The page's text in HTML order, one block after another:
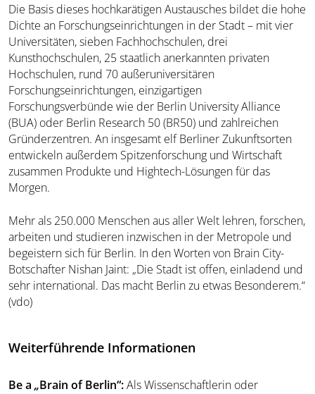
Die Basis dieses hochkarätigen Austausches bildet die hohe
Dichte an Forschungseinrichtungen in der Stadt – mit vier
Universitäten, sieben Fachhochschulen, drei
Kunsthochschulen, 25 staatlich anerkannten privaten
Hochschulen, rund 70 außeruniversitären
Forschungseinrichtungen, einzigartigen
Forschungsverbünde wie der Berlin University Alliance
(BUA) oder Berlin Research 50 (BR50) und zahlreichen
Gründerzentren. An insgesamt elf Berliner Zukunftsorten
entwickeln außerdem Spitzenforschung und Wirtschaft
zusammen Produkte und Hightech-Lösungen für das
Morgen.
Mehr als 250.000 Menschen aus aller Welt lehren, forschen,
arbeiten und studieren inzwischen in der Metropole und
begeistern sich für Berlin. In den Worten von Brain City-
Botschafter Nishan Jaint: „Die Stadt ist offen, einladend und
sehr international. Das macht Berlin zu etwas Besonderem.“
(vdo)
Weiterführende Informationen
Be a „Brain of Berlin“:Als Wissenschaftlerin oder